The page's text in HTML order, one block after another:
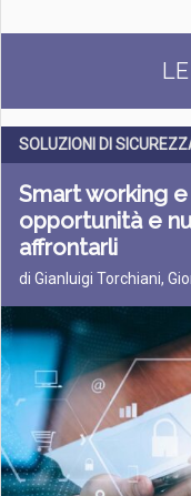
SOLUZIONI DI
Smart working
opportunità e
affrontarli
di Gianluigi Torchiani,